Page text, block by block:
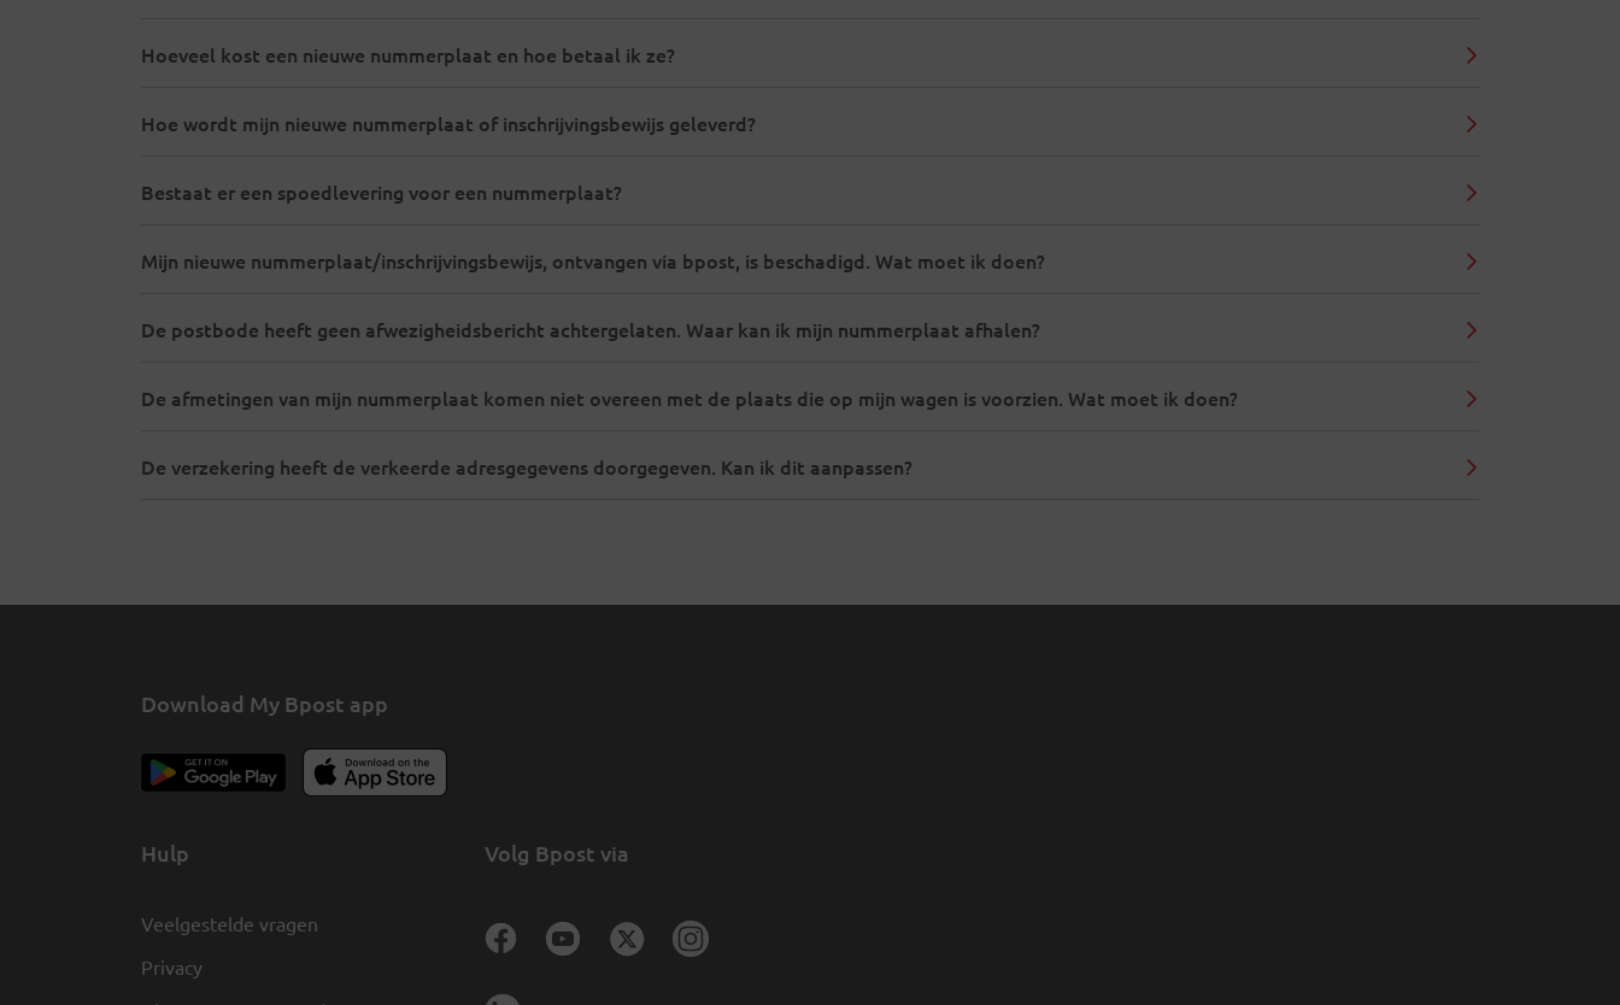
Hoeveel kost een nieuwe nummerplaat en hoe betaal ik ze?
Hoe wordt mijn nieuwe nummerplaat of inschrijvingsbewijs geleverd?
Bestaat er een spoedlevering voor een nummerplaat?
Mijn nieuwe nummerplaat/inschrijvingsbewijs, ontvangen via bpost, is beschadigd. Wat moet ik doen?
De postbode heeft geen afwezigheidsbericht achtergelaten. Waar kan ik mijn nummerplaat afhalen?
De afmetingen van mijn nummerplaat komen niet overeen met de plaats die op mijn wagen is voorzien. Wat moet ik doen?
De verzekering heeft de verkeerde adresgegevens doorgegeven. Kan ik dit aanpassen?
Download My Bpost app
Hulp
Veelgestelde vragen
Privacy
Volg Bpost via